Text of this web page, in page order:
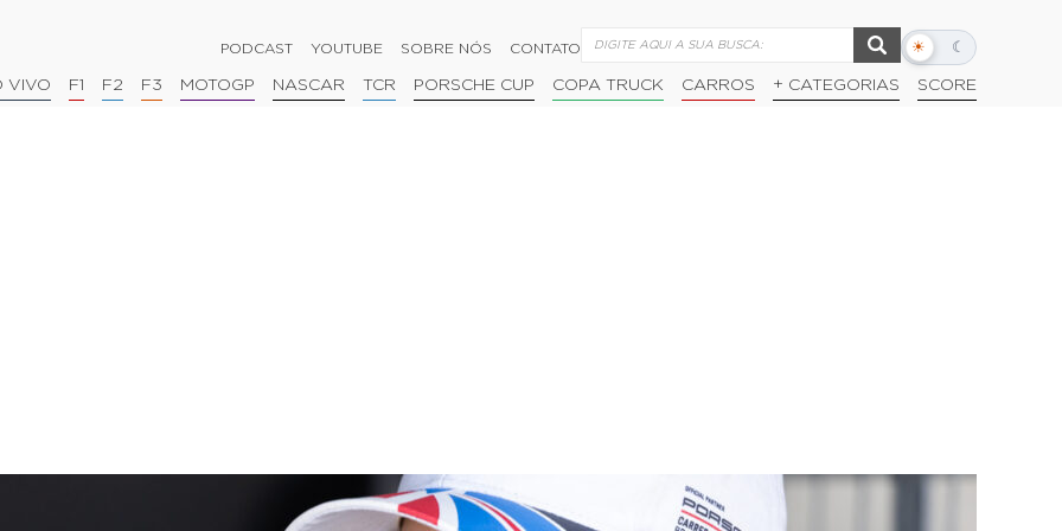
PODCAST YOUTUBE SOBRE NÓS CONTATO ☀ ☾
Alternar
escuro
VIVO F1 F2 F3 MOTOGP NASCAR TCR PORSCHE CUP COPA TRUCK CARROS + CATEGORIAS SCORE